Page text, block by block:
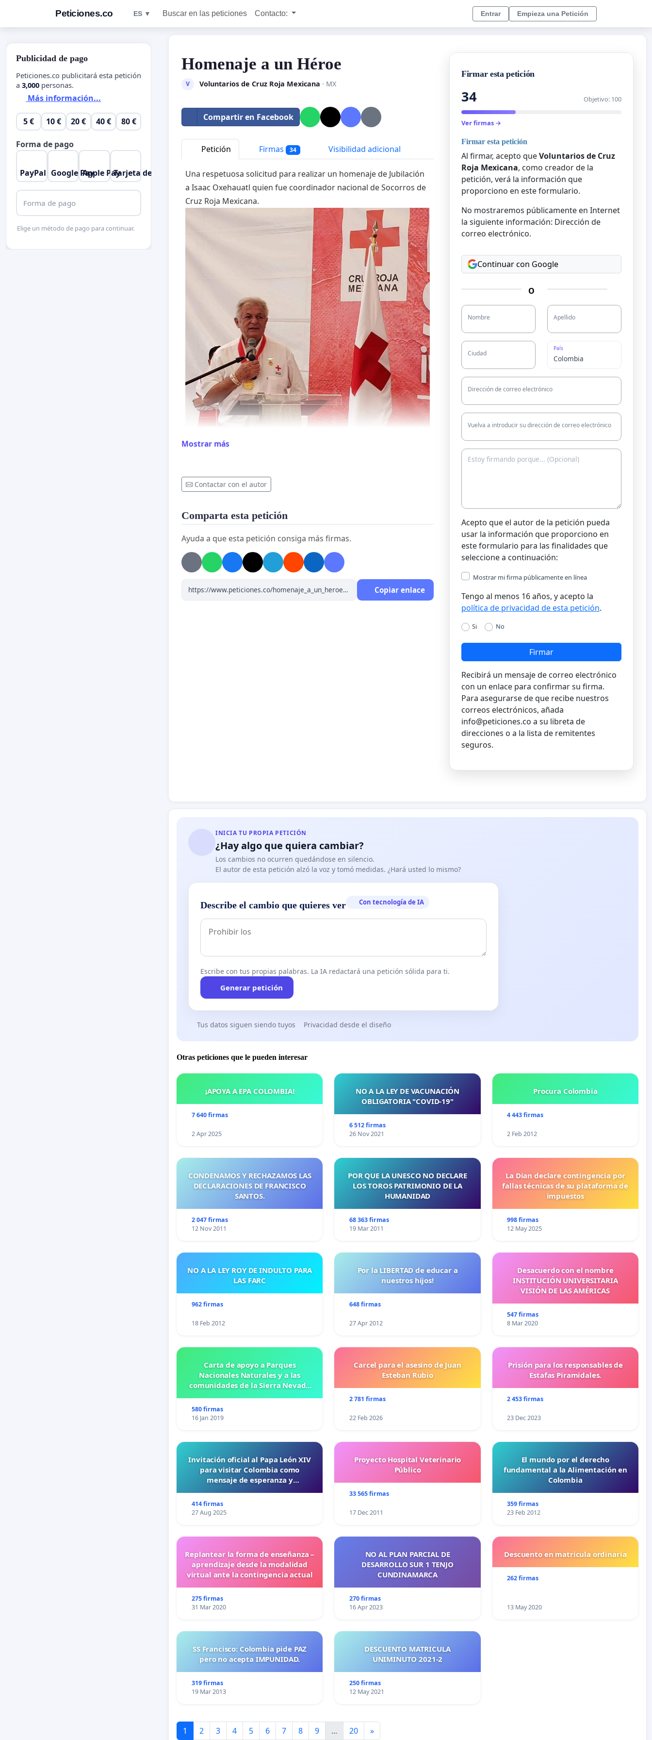
Peticiones.co ES ▼ Buscar en las peticiones Contacto: Entrar Empieza una Petición
Homenaje a un Héroe
V Voluntarios de Cruz Roja Mexicana · MX
Compartir en Facebook
Petición Firmas 34 Visibilidad adicional
Una respetuosa solicitud para realizar un homenaje de Jubilación
a Isaac Oxehauatl quien fue coordinador nacional de Socorros de
Cruz Roja Mexicana.
Mostrar más
Contactar con el autor
Comparta esta petición
Ayuda a que esta petición consiga más firmas.
Copiar enlace
Firmar esta petición
34 Objetivo: 100
Ver firmas →
Firmar esta petición
Al firmar, acepto queVoluntarios de Cruz
Roja Mexicana, como creador de la
petición, verá la información que
proporciono en este formulario.
No mostraremos públicamente en Internet
la siguiente información: Dirección de
correo electrónico.
Continuar con Google
O
Nombre Apellido
Ciudad
País
Dirección de correo electrónico
Vuelva a introducir su dirección de correo electrónico
Acepto que el autor de la petición pueda
usar la información que proporciono en
este formulario para las finalidades que
seleccione a continuación:
Mostrar mi firma públicamente en línea
Tengo al menos 16 años, y acepto la
política de privacidad de esta petición.
Si No
Firmar
Recibirá un mensaje de correo electrónico
con un enlace para confirmar su firma.
Para asegurarse de que recibe nuestros
correos electrónicos, añada
info@peticiones.co a su libreta de
direcciones o a la lista de remitentes
seguros.
INICIA TU PROPIA PETICIÓN
¿Hay algo que quiera cambiar?
Los cambios no ocurren quedándose en silencio.
El autor de esta petición alzó la voz y tomó medidas. ¿Hará usted lo mismo?
Describe el cambio que quieres ver Con tecnología de IA
Escribe con tus propias palabras. La IA redactará una petición sólida para ti.
Generar petición
Tus datos siguen siendo tuyos Privacidad desde el diseño
Otras peticiones que le pueden interesar
¡APOYA A EPA COLOMBIA!
7 640 firmas
2 Apr 2025
NO A LA LEY DE VACUNACIÓN
OBLIGATORIA "COVID-19"
6 512 firmas
26 Nov 2021
Procura Colombia
4 443 firmas
2 Feb 2012
CONDENAMOS Y RECHAZAMOS LAS
DECLARACIONES DE FRANCISCO
SANTOS.
2 047 firmas
12 Nov 2011
POR QUE LA UNESCO NO DECLARE
LOS TOROS PATRIMONIO DE LA
HUMANIDAD
68 363 firmas
19 Mar 2011
La Dian declare contingencia por
fallas técnicas de su plataforma de
impuestos
998 firmas
12 May 2025
NO A LA LEY ROY DE INDULTO PARA
LAS FARC
962 firmas
18 Feb 2012
Por la LIBERTAD de educar a
nuestros hijos!
648 firmas
27 Apr 2012
Desacuerdo con el nombre
INSTITUCIÓN UNIVERSITARIA
VISIÓN DE LAS AMÉRICAS
547 firmas
8 Mar 2020
Carta de apoyo a Parques
Nacionales Naturales y a las
comunidades de la Sierra Nevada
580 firmas
16 Jan 2019
Carcel para el asesino de Juan
Esteban Rubio
2 781 firmas
22 Feb 2026
Prisión para los responsables de
Estafas Piramidales.
2 453 firmas
23 Dec 2023
Invitación oficial al Papa León XIV
para visitar Colombia como
mensaje de esperanza y
414 firmas
27 Aug 2025
Proyecto Hospital Veterinario
Público
33 565 firmas
17 Dec 2011
El mundo por el derecho
fundamental a la Alimentación en
Colombia
359 firmas
23 Feb 2012
Replantear la forma de enseñanza –
aprendizaje desde la modalidad
virtual ante la contingencia actual
275 firmas
31 Mar 2020
NO AL PLAN PARCIAL DE
DESARROLLO SUR 1 TENJO
CUNDINAMARCA
270 firmas
16 Apr 2023
Descuento en matricula ordinaria
262 firmas
13 May 2020
SS Francisco: Colombia pide PAZ
pero no acepta IMPUNIDAD.
319 firmas
19 Mar 2013
DESCUENTO MATRICULA
UNIMINUTO 2021-2
250 firmas
12 May 2021
1 2 3 4 5 6 7 8 9 ... 20 »
Publicidad de pago
Peticiones.co publicitará esta petición
a 3,000 personas.
Más información...
5 € 10 € 20 € 40 € 80 €
Forma de pago
PayPal Google PayApple PayTarjeta de crédito
Forma de pago
Elige un método de pago para continuar.